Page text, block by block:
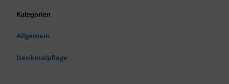
Kategorien
Allgemein
Denkmalpflege